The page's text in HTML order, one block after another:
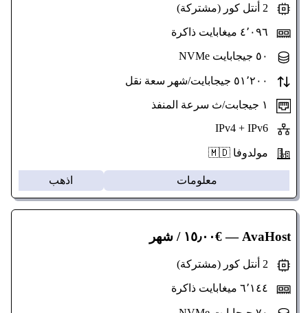
٤٬٠٩٦ ميغابايت ذاكرة
مولدوفا 🇲🇩
معلومات اذهب
AvaHost — €١٥٫٠٠ / شهر
٦٬١٤٤ ميغابايت ذاكرة